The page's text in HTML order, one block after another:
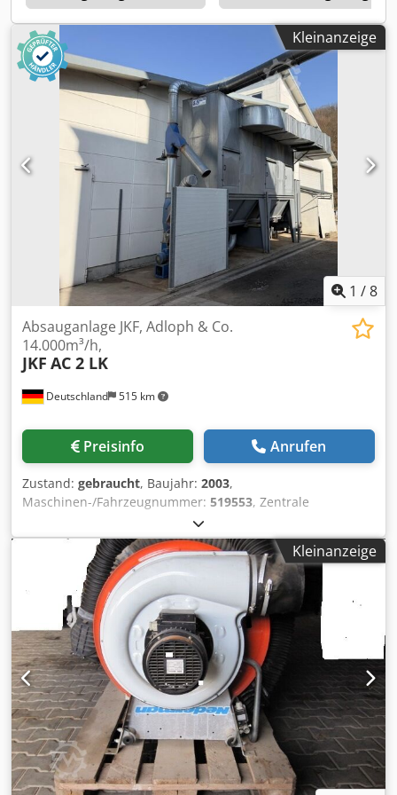
Kleinanzeige
1 /8
Deutschland 515 km
Absauganlage JKF, Adloph & Co.
14.000m³/h,
JKF AC 2 LK
Preisinfo Anrufen
Zustand: gebraucht, Baujahr: 2003,
Maschinen-/Fahrzeugnummer: 519553, Zentrale
Absaugunganlage Adlolph & Co. (JKF) mit Schnecke und
Zellradschleuse. *Alle 84 Stück Filterschläuche neu*
Hersteller: Adolph & Co. (JKF) Typ.: AC 2 LK Baujahr: 2003
Geeignet für Staub und Späne Volumenstrom: ca.
14.000m³/h Mit Luftrückführung 1 Stück Schleusenfilter,
verzinkt - Baujahr 2003 Dsdpfxoywd I Te Apwokr - AC 2 LK -
Filterfläche: ca. 150m² - Anzahl der Filter 86 Stück -
Durchmesser D 200 x 2.150mm - Abreinigung der Filter
über einen Rüttelmotor - Filtergehäuse aus verzinkten
Stahlblech - 3 Stück Revisionstüren -
Druckentlastungsflächen - Abluftstutzen nach örtlicher
Notwendigkeit - Filteruntergestell in geschweißter
Stahlkonstruktion, verzinkt. - Inkl. trockene Löschleitung, C-
Anschluß Absaugventilatoren: 2 Stück Hersteller: JKF Typ.:
JK - K L Motorleistung: 11,0KW Drehzahl: 2.400 r.p.m.
Kleinanzeige